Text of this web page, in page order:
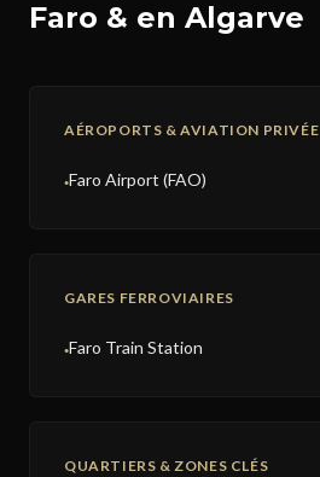
Faro & en Algarve
AÉROPORTS & AVIATION PRIVÉE
●Faro Airport (FAO)
GARES FERROVIAIRES
●Faro Train Station
QUARTIERS & ZONES CLÉS